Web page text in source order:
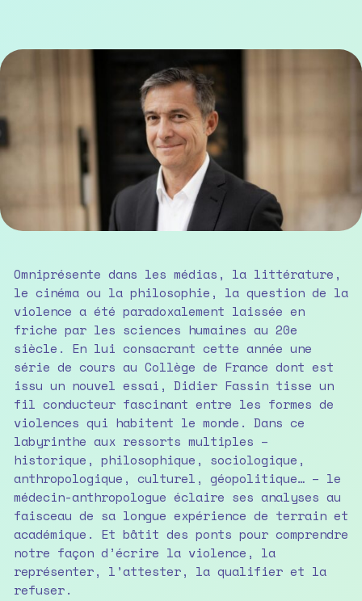
Omniprésente dans les médias, la littérature,
le cinéma ou la philosophie, la question de la
violence a été paradoxalement laissée en
friche par les sciences humaines au 20e
siècle. En lui consacrant cette année une
série de cours au Collège de France dont est
issu un nouvel essai, Didier Fassin tisse un
fil conducteur fascinant entre les formes de
violences qui habitent le monde. Dans ce
labyrinthe aux ressorts multiples –
historique, philosophique, sociologique,
anthropologique, culturel, géopolitique… – le
médecin-anthropologue éclaire ses analyses au
faisceau de sa longue expérience de terrain et
académique. Et bâtit des ponts pour comprendre
notre façon d’écrire la violence, la
représenter, l’attester, la qualifier et la
refuser.